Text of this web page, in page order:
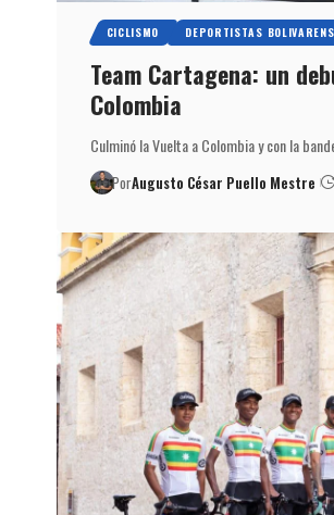
CICLISMO DEPORTISTAS
Team Cartagena: un
Colombia
Culminó la Vuelta a Colombia y con la
PorAugusto César Puello Mestre